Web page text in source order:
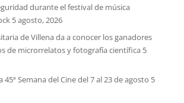
durante el festival de música
5 agosto, 2026
de Villena da a conocer los ganadores
de microrrelatos y fotografía científica 5
45ª Semana del Cine del 7 al 23 de agosto 5